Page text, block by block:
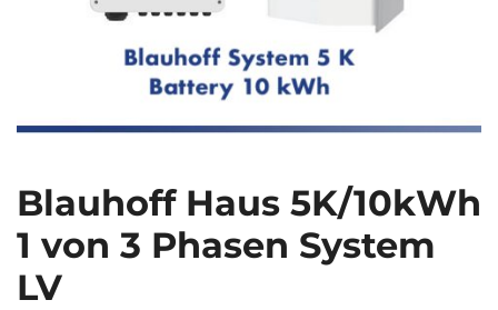
Blauhoff Haus 5K/10kWh
1 von 3 Phasen System
LV